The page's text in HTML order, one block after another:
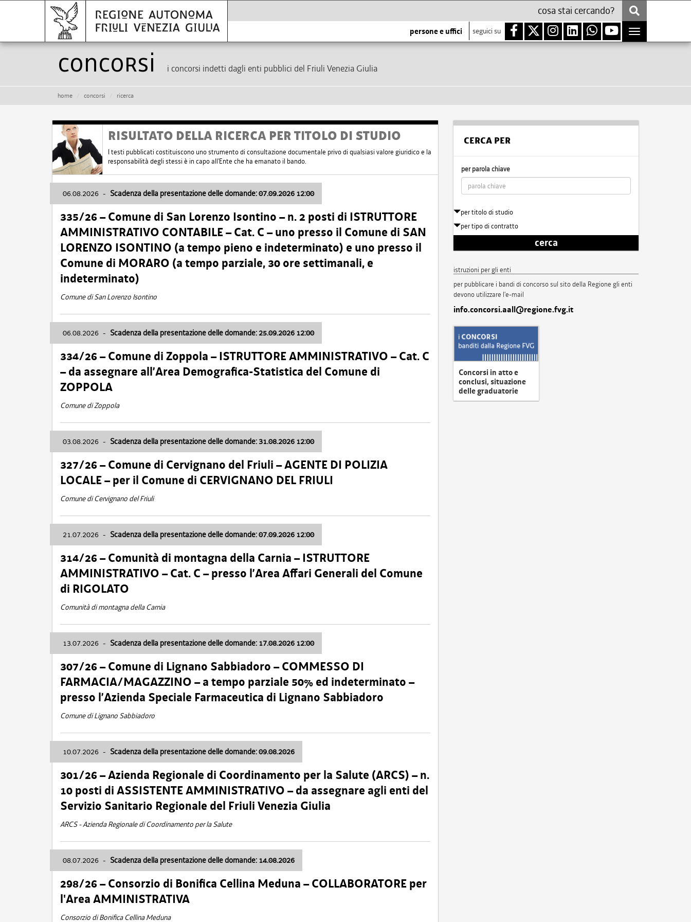
persone e uffici seguici su
Toggle
navigation
Concorsi i concorsi indetti dagli enti pubblici del Friuli Venezia Giulia
home concorsi ricerca
RISULTATO DELLA RICERCA PER TITOLO DI STUDIO
I testi pubblicati costituiscono uno strumento di consultazione documentale privo di qualsiasi valore giuridico e la
responsabilità degli stessi è in capo all'Ente che ha emanato il bando.
06.08.2026 - Scadenza della presentazione delle domande: 07.09.2026 12:00
335/26 – Comune di San Lorenzo Isontino – n. 2 posti di ISTRUTTORE
AMMINISTRATIVO CONTABILE – Cat. C – uno presso il Comune di SAN
LORENZO ISONTINO (a tempo pieno e indeterminato) e uno presso il
Comune di MORARO (a tempo parziale, 30 ore settimanali, e
indeterminato)
Comune di San Lorenzo Isontino
06.08.2026 - Scadenza della presentazione delle domande: 25.09.2026 12:00
334/26 – Comune di Zoppola – ISTRUTTORE AMMINISTRATIVO – Cat. C
– da assegnare all’Area Demografica-Statistica del Comune di
ZOPPOLA
Comune di Zoppola
03.08.2026 - Scadenza della presentazione delle domande: 31.08.2026 12:00
327/26 – Comune di Cervignano del Friuli – AGENTE DI POLIZIA
LOCALE – per il Comune di CERVIGNANO DEL FRIULI
Comune di Cervignano del Friuli
21.07.2026 - Scadenza della presentazione delle domande: 07.09.2026 12:00
314/26 – Comunità di montagna della Carnia – ISTRUTTORE
AMMINISTRATIVO – Cat. C – presso l’Area Affari Generali del Comune
di RIGOLATO
Comunità di montagna della Carnia
13.07.2026 - Scadenza della presentazione delle domande: 17.08.2026 12:00
307/26 – Comune di Lignano Sabbiadoro – COMMESSO DI
FARMACIA/MAGAZZINO – a tempo parziale 50% ed indeterminato –
presso l’Azienda Speciale Farmaceutica di Lignano Sabbiadoro
Comune di Lignano Sabbiadoro
10.07.2026 - Scadenza della presentazione delle domande: 09.08.2026
301/26 – Azienda Regionale di Coordinamento per la Salute (ARCS) – n.
10 posti di ASSISTENTE AMMINISTRATIVO – da assegnare agli enti del
Servizio Sanitario Regionale del Friuli Venezia Giulia
ARCS - Azienda Regionale di Coordinamento per la Salute
08.07.2026 - Scadenza della presentazione delle domande: 14.08.2026
298/26 – Consorzio di Bonifica Cellina Meduna – COLLABORATORE per
l'Area AMMINISTRATIVA
Consorzio di Bonifica Cellina Meduna
CERCA PER
per parola chiave
per titolo di studio
per tipo di contratto
cerca
istruzioni per gli enti
per pubblicare i bandi di concorso sul sito della Regione gli enti
devono utilizzare l'e-mail
info.concorsi.aall@regione.fvg.it
Concorsi in atto e
conclusi, situazione
delle graduatorie